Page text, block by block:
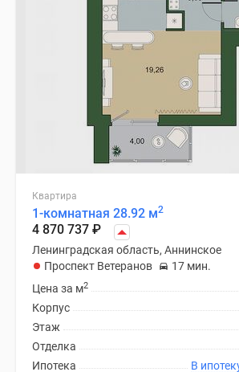
Квартира
1-комнатная 28.92 м2
4 870 737 ₽
Ленинградская область, Аннинское
Проспект Ветеранов
17 мин.
Цена за м2
Корпус
Этаж
Отделка
Ипотека